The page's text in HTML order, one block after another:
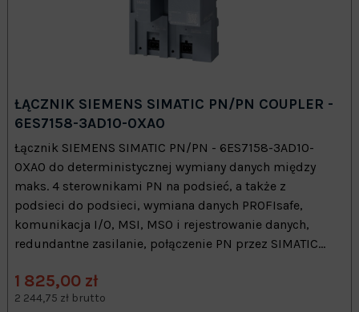
ŁĄCZNIK SIEMENS SIMATIC PN/PN COUPLER -
6ES7158-3AD10-0XA0
Łącznik SIEMENS SIMATIC PN/PN - 6ES7158-3AD10-
0XA0 do deterministycznej wymiany danych między
maks. 4 sterownikami PN na podsieć, a także z
podsieci do podsieci, wymiana danych PROFIsafe,
komunikacja I/O, MSI, MSO i rejestrowanie danych,
redundantne zasilanie, połączenie PN przez SIMATIC...
1 825,00 zł
2 244,75 zł brutto